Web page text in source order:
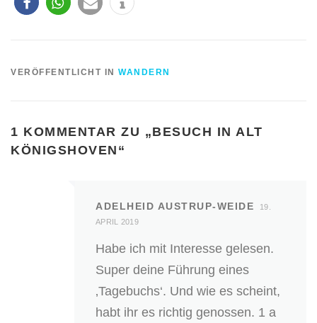
VERÖFFENTLICHT IN WANDERN
1 KOMMENTAR ZU „BESUCH IN ALT
KÖNIGSHOVEN “
ADELHEID AUSTRUP-WEIDE
19.
APRIL 2019
Habe ich mit Interesse gelesen.
Super deine Führung eines
‚Tagebuchs‘. Und wie es scheint,
habt ihr es richtig genossen. 1 a